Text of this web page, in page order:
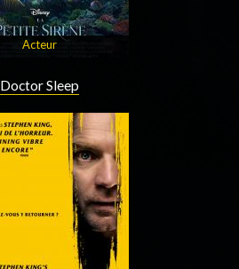
Acteur
Doctor Sleep